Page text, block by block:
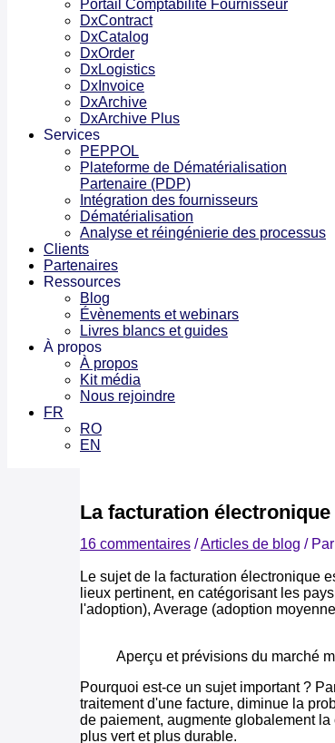
Portail Comptabilité Fournisseur
DxContract
DxCatalog
DxOrder
DxLogistics
DxInvoice
DxArchive
DxArchive Plus
Services
PEPPOL
Plateforme de Dématérialisation
Partenaire (PDP)
Intégration des fournisseurs
Dématérialisation
Analyse et réingénierie des processus
Clients
Partenaires
Ressources
Blog
Évènements et webinars
Livres blancs et guides
À propos
À propos
Kit média
Nous rejoindre
FR
RO
EN
La facturation
16 commentaires /Articles de blog / Par
Le sujet de la facturation électronique
lieux pertinent, en catégorisant les
l'adoption), Average (adoption
Aperçu et prévisions du marché
Pourquoi est-ce un sujet important ?
traitement d'une facture, diminue la
de paiement, augmente globalement
plus vert et plus durable.